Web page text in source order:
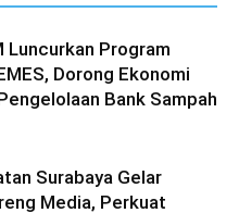
Luncurkan Program
Dorong Ekonomi
Bank Sampah
Surabaya Gelar
Media, Perkuat